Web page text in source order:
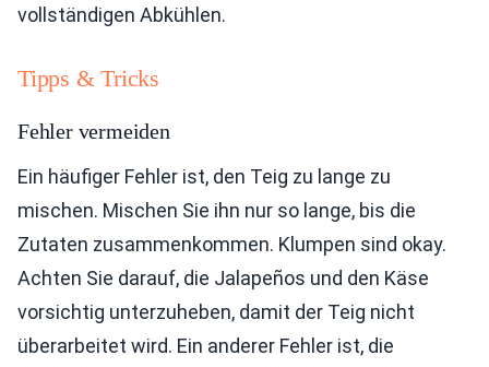
vollständigen Abkühlen.
Tipps & Tricks
Fehler vermeiden
Ein häufiger Fehler ist, den Teig zu lange zu
mischen. Mischen Sie ihn nur so lange, bis die
Zutaten zusammenkommen. Klumpen sind okay.
Achten Sie darauf, die Jalapeños und den Käse
vorsichtig unterzuheben, damit der Teig nicht
überarbeitet wird. Ein anderer Fehler ist, die